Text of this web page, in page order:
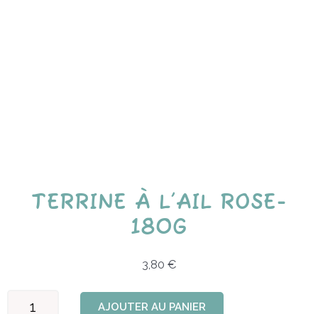
TERRINE À L’AIL ROSE-
180G
3,80 €
AJOUTER AU PANIER